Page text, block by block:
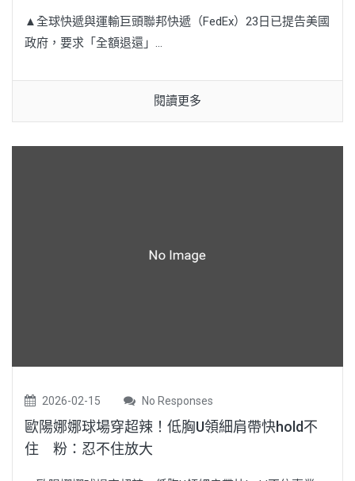
▲全球快遞與運輸巨頭聯邦快遞（FedEx）23日已提告美國
政府，要求「全額退還」...
閱讀更多
2026-02-15 No Responses
歐陽娜娜球場穿超辣！低胸U領細肩帶快hold不
住 粉：忍不住放大